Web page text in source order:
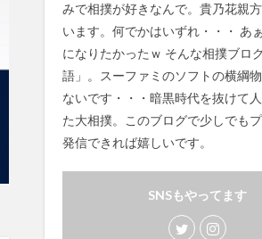
みで相撲が好きなんで。貴乃花親
います。何でかはいずれ・・・ あ
になりたかったｗ そんな相撲ブロ
語」。スーファミのソフトの横綱
ないです・・・暗黒時代を抜けて
た大相撲。このブログで少しでも
発信できれば嬉しいです。
SNSもやってます